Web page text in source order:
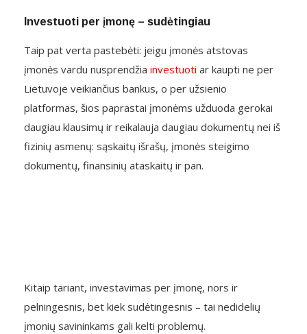
Investuoti per įmonę – sudėtingiau
Taip pat verta pastebėti: jeigu įmonės atstovas
įmonės vardu nusprendžia investuoti ar kaupti ne per
Lietuvoje veikiančius bankus, o per užsienio
platformas, šios paprastai įmonėms užduoda gerokai
daugiau klausimų ir reikalauja daugiau dokumentų nei iš
fizinių asmenų: sąskaitų išrašų, įmonės steigimo
dokumentų, finansinių ataskaitų ir pan.
Kitaip tariant, investavimas per įmonę, nors ir
pelningesnis, bet kiek sudėtingesnis – tai nedidelių
įmonių savininkams gali kelti problemų.